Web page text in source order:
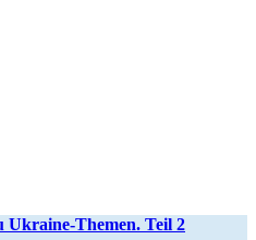
Ukraine-Themen. Teil 2